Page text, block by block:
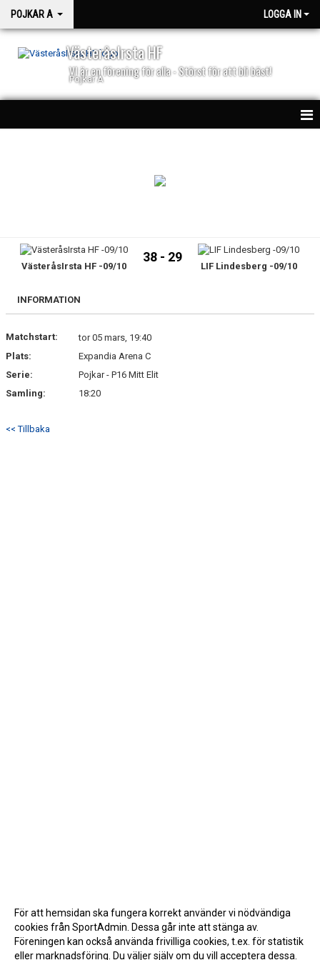
POJKAR A LOGGA IN
VästeråsIrsta HF
VI är en förening för alla - Störst för att bli bäst!
Pojkar A
TRUPPEN
BILDGALLERI
KONTAKT
VästeråsIrsta HF -09/10
38 - 29
LIF Lindesberg -09/10
INFORMATION
Matchstart:
tor 05 mars, 19:40
Plats:
Expandia Arena C
Serie:
Pojkar - P16 Mitt Elit
Samling:
18:20
<< Tillbaka
För att hemsidan ska fungera korrekt använder vi nödvändiga
cookies från SportAdmin. Dessa går inte att stänga av.
Föreningen kan också använda frivilliga cookies, t.ex. för statistik
eller marknadsföring. Du väljer själv om du vill acceptera dessa.